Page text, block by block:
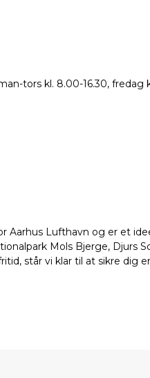
tors kl. 8.00-16.30,
Aarhus Lufthavn og er et
Mols Bjerge, Djurs
står vi klar til at sikre dig